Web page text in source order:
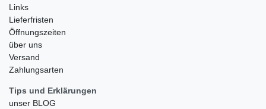
Links
Lieferfristen
Öffnungszeiten
über uns
Versand
Zahlungsarten
Tips und Erklärungen
unser BLOG